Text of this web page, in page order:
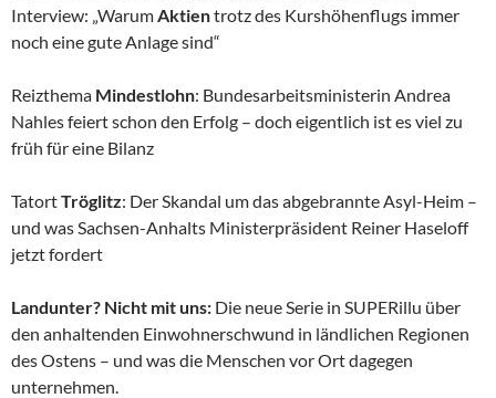
Interview: „WarumAktientrotz des Kurshöhenflugs immer
noch eine gute Anlage sind“
Reizthema Mindestlohn: Bundesarbeitsministerin Andrea
Nahles feiert schon den Erfolg – doch eigentlich ist es viel zu
früh für eine Bilanz
TatortTröglitz: Der Skandal um das abgebrannte Asyl-Heim –
und was Sachsen-Anhalts Ministerpräsident Reiner Haseloff
jetzt fordert
Landunter? Nicht mit uns: Die neue Serie in SUPERillu über
den anhaltenden Einwohnerschwund in ländlichen Regionen
des Ostens – und was die Menschen vor Ort dagegen
unternehmen.